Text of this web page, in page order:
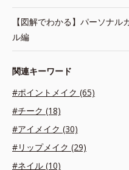
【図解でわかる】パーソナ
ル編
関連キーワード
#ポイントメイク (65)
#チーク (18)
#アイメイク (30)
#リップメイク (29)
#ネイル (10)